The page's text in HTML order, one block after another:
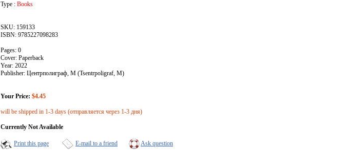
Type : Books
SKU: 159133
ISBN: 9785227098283
Pages: 0
Cover: Paperback
Year: 2022
Publisher: Центрполиграф, М (Tsentrpoligraf, M)
Your Price: $4.45
will be shipped in 1-3 days (отправляется через 1-3 дня)
Currently Not Available
Print this page E-mail to a friend Ask question